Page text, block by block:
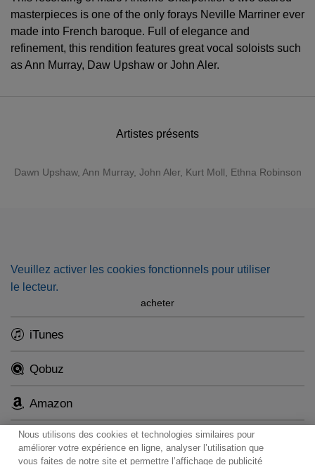
Artistes présents
Dawn Upshaw, Ann Murray, John Aler, Kurt Moll , Ethna Robinson
masterpieces is one of the only forays Neville Marriner ever
made into French baroque. Full of elegance and
refinement, this rendition features great vocal soloists such
as Ann Murray, Daw Upshaw or John Aler.
Veuillez activer les cookies fonctionnels pour utiliser
le lecteur.
acheter
iTunes
Qobuz
Amazon
Nous utilisons des cookies et technologies similaires pour
améliorer votre expérience en ligne, analyser l’utilisation que
vous faites de notre site et permettre l’affichage de publicité